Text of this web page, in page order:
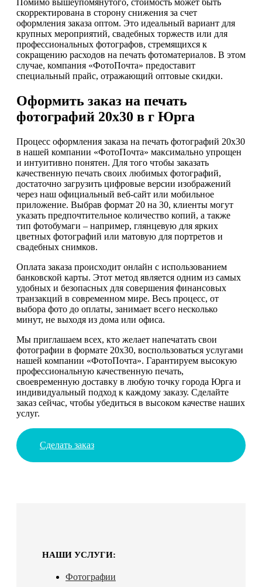
Помимо вышеупомянутого, стоимость может быть
скорректирована в сторону снижения за счет
оформления заказа оптом. Это идеальный вариант для
крупных мероприятий, свадебных торжеств или для
профессиональных фотографов, стремящихся к
сокращению расходов на печать фотоматериалов. В этом
случае, компания «ФотоПочта» предоставит
специальный прайс, отражающий оптовые скидки.
Оформить заказ на печать
фотографий 20х30 в г Юрга
Процесс оформления заказа на печать фотографий 20х30
в нашей компании «ФотоПочта» максимально упрощен
и интуитивно понятен. Для того чтобы заказать
качественную печать своих любимых фотографий,
достаточно загрузить цифровые версии изображений
через наш официальный веб-сайт или мобильное
приложение. Выбрав формат 20 на 30, клиенты могут
указать предпочтительное количество копий, а также
тип фотобумаги – например, глянцевую для ярких
цветных фотографий или матовую для портретов и
свадебных снимков.
Оплата заказа происходит онлайн с использованием
банковской карты. Этот метод является одним из самых
удобных и безопасных для совершения финансовых
транзакций в современном мире. Весь процесс, от
выбора фото до оплаты, занимает всего несколько
минут, не выходя из дома или офиса.
Мы приглашаем всех, кто желает напечатать свои
фотографии в формате 20х30, воспользоваться услугами
нашей компании «ФотоПочта». Гарантируем высокую
профессиональную качественную печать,
своевременную доставку в любую точку города Юрга и
индивидуальный подход к каждому заказу. Сделайте
заказ сейчас, чтобы убедиться в высоком качестве наших
услуг.
Сделать заказ
НАШИ УСЛУГИ:
Фотографии